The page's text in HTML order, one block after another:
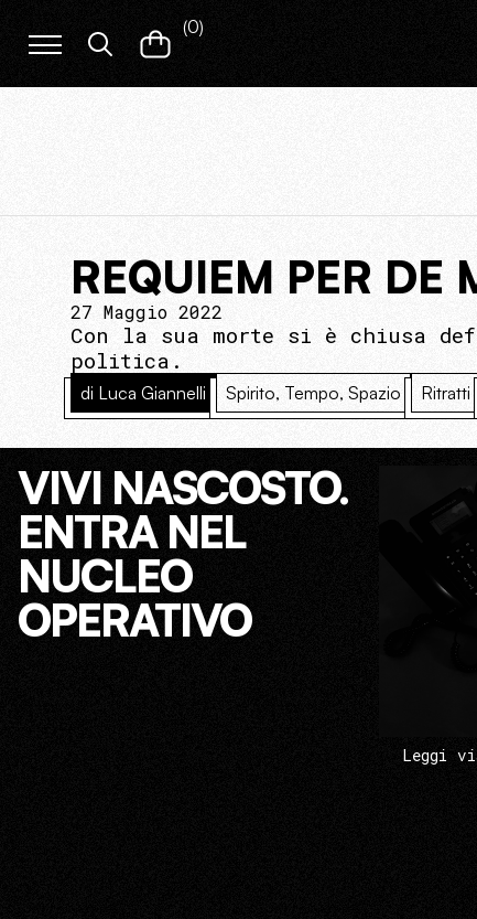
(0)
REQUIEM PER DE
27 Maggio 2022
Con la sua morte si è chiusa
politica.
di Luca Giannelli Spirito, Tempo, Spazio Ritratti
VIVI NASCOSTO.
ENTRA NEL
NUCLEO
OPERATIVO
Leggi